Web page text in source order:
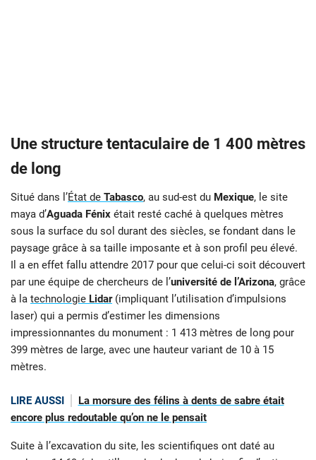
Une structure tentaculaire de 1 400 mètres
de long
Situé dans l’État de Tabasco, au sud-est du Mexique, le site
maya d’Aguada Fénix était resté caché à quelques mètres
sous la surface du sol durant des siècles, se fondant dans le
paysage grâce à sa taille imposante et à son profil peu élevé.
Il a en effet fallu attendre 2017 pour que celui-ci soit découvert
par une équipe de chercheurs de l’université de l’Arizona, grâce
à la technologie Lidar (impliquant l’utilisation d’impulsions
laser) qui a permis d’estimer les dimensions
impressionnantes du monument : 1 413 mètres de long pour
399 mètres de large, avec une hauteur variant de 10 à 15
mètres.
LIRE AUSSI
La morsure des félins à dents de sabre était
encore plus redoutable qu’on ne le pensait
Suite à l’excavation du site, les scientifiques ont daté au